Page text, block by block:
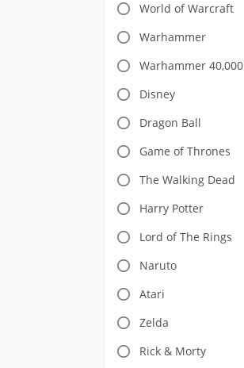
World of Warcraft
Warhammer
Warhammer 40,000
Disney
Dragon Ball
Game of Thrones
The Walking Dead
Harry Potter
Lord of The Rings
Naruto
Atari
Zelda
Rick & Morty